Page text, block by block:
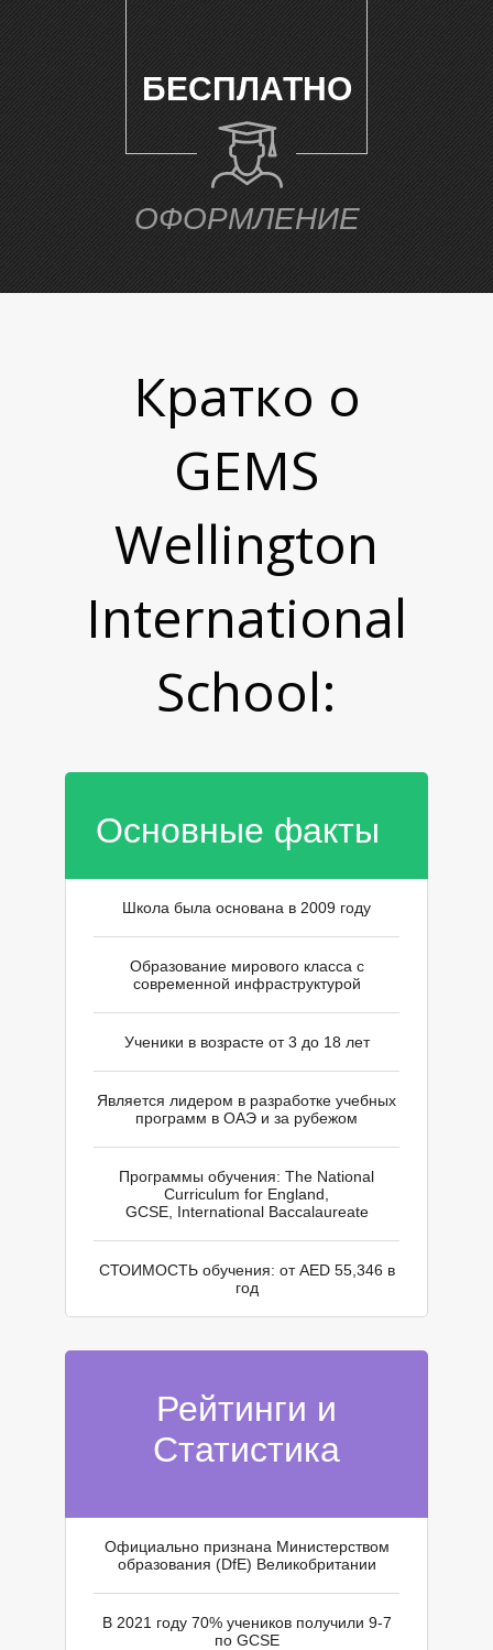
Е
М
У
БЕСПЛАТНО
ОФОРМЛЕНИЕ
Кратко о
GEMS
Wellington
International
School:
Основные факты
Школа была основана в 2009 году
Образование мирового класса с
современной инфраструктурой
Ученики в возрасте от 3 до 18 лет
Является лидером в разработке учебных
программ в ОАЭ и за рубежом
Программы обучения: The National
Curriculum for England,
GCSE, International Baccalaureate
СТОИМОСТЬ обучения: от AED 55,346 в
год
Рейтинги и
Статистика
Официально признана Министерством
образования (DfE) Великобритании
В 2021 году 70% учеников получили 9-7
по GCSE